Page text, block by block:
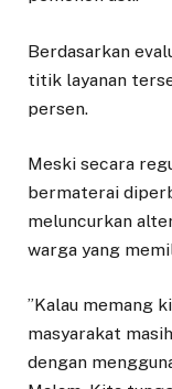
Berdasarkan
titik layanan
persen.
Meski secara
bermaterai
meluncurkan
warga yang
​”Kalau memang
masyarakat
dengan